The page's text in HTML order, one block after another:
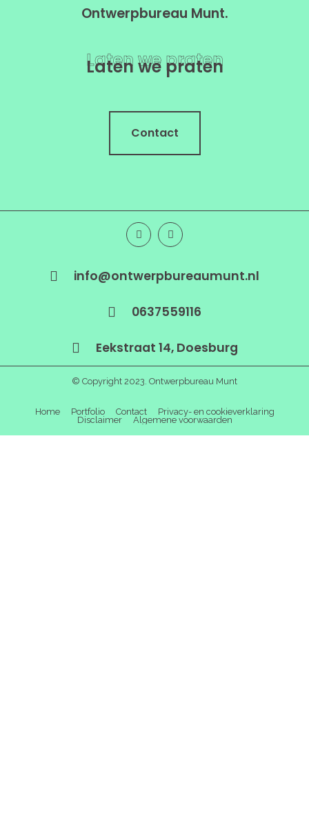
Ontwerpbureau Munt.
Laten we praten
Laten we praten
Contact
info@ontwerpbureaumunt.nl
0637559116
Eekstraat 14, Doesburg
© Copyright 2023. Ontwerpbureau Munt
Home Portfolio Contact
Privacy- en cookieverklaring
Disclaimer
Algemene voorwaarden